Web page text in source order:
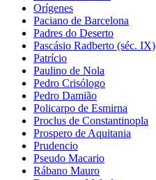
Orígenes
Paciano de Barcelona
Padres do Deserto
Pascásio Radberto (séc. IX)
Patrício
Paulino de Nola
Pedro Crisólogo
Pedro Damião
Policarpo de Esmirna
Proclus de Constantinopla
Prospero de Aquitania
Prudencio
Pseudo Macario
Rábano Mauro